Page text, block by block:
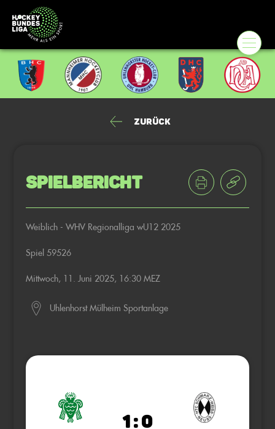
Zurück
Spielbericht
Weiblich - WHV Regionalliga wU12 2025
Spiel 59526
Mittwoch, 11. Juni 2025, 16:30 MEZ
Uhlenhorst Mülheim Sportanlage
1 : 0